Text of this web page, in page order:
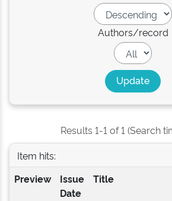
Authors/record
Results 1-1 of 1 (Search
Item hits:
Preview
Issue
Date
Title